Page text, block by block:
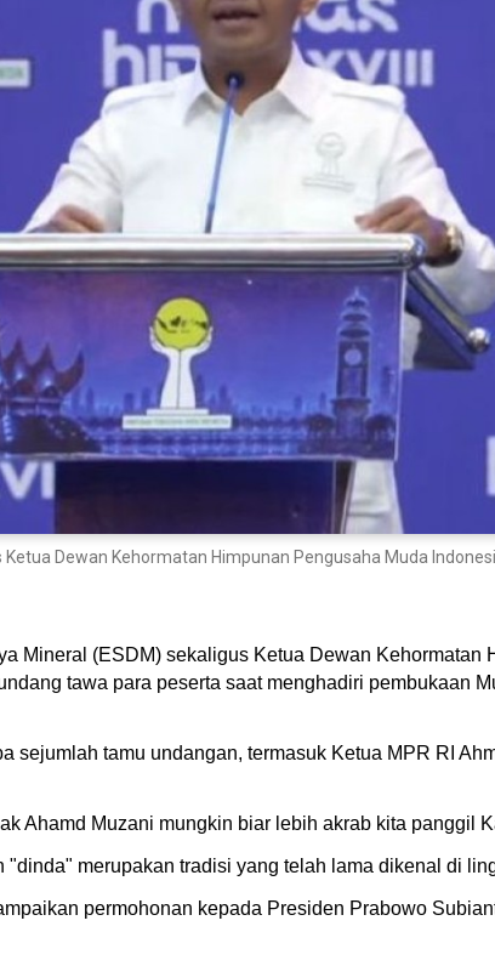
Dewan Kehormatan Himpunan Pengusaha Muda
Mineral (ESDM) sekaligus Ketua Dewan Kehormatan
tawa para peserta saat menghadiri pembukaan
sejumlah tamu undangan, termasuk Ketua MPR RI
Ahamd Muzani mungkin biar lebih akrab kita panggil
merupakan tradisi yang telah lama dikenal di
permohonan kepada Presiden Prabowo